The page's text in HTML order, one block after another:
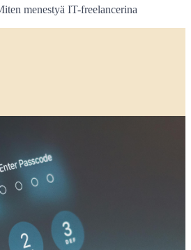
menestyä IT-freelancerina